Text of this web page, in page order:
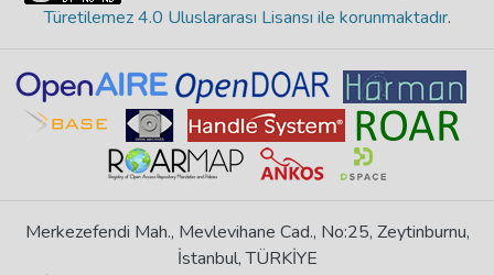
Türetilemez 4.0 Uluslararası Lisansı ile korunmaktadır.
Merkezefendi Mah., Mevlevihane Cad., No:25, Zeytinburnu,
İstanbul, TÜRKİYE